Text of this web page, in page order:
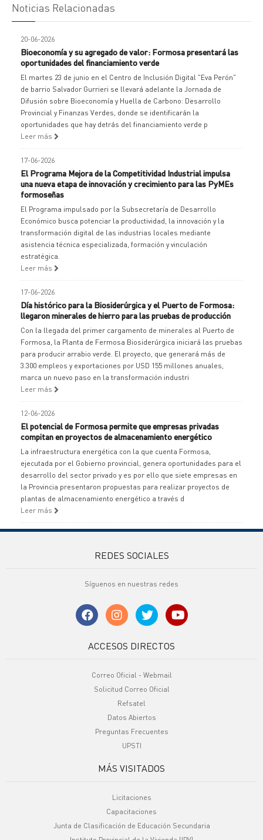
Noticias Relacionadas
20-06-2026
Bioeconomía y su agregado de valor: Formosa presentará las
oportunidades del financiamiento verde
El martes 23 de junio en el Centro de Inclusión Digital "Eva Perón"
de barrio Salvador Gurrieri se llevará adelante la Jornada de
Difusión sobre Bioeconomía y Huella de Carbono: Desarrollo
Provincial y Finanzas Verdes, donde se identificarán la
oportunidades que hay detrás del financiamiento verde p
Leer más
17-06-2026
El Programa Mejora de la Competitividad Industrial impulsa
una nueva etapa de innovación y crecimiento para las PyMEs
formoseñas
El Programa impulsado por la Subsecretaría de Desarrollo
Económico busca potenciar la productividad, la innovación y la
transformación digital de las industrias locales mediante
asistencia técnica especializada, formación y vinculación
estratégica.
Leer más
17-06-2026
Día histórico para la Biosiderúrgica y el Puerto de Formosa:
llegaron minerales de hierro para las pruebas de producción
Con la llegada del primer cargamento de minerales al Puerto de
Formosa, la Planta de Fermosa Biosiderúrgica iniciará las pruebas
para producir arrabio verde. El proyecto, que generará más de
3.300 empleos y exportaciones por USD 155 millones anuales,
marca un nuevo paso en la transformación industri
Leer más
12-06-2026
El potencial de Formosa permite que empresas privadas
compitan en proyectos de almacenamiento energético
La infraestructura energética con la que cuenta Formosa,
ejecutada por el Gobierno provincial, genera oportunidades para el
desarrollo del sector privado y es por ello que siete empresas en
la Provincia presentaron propuestas para realizar proyectos de
plantas de almacenamiento energético a través d
Leer más
REDES SOCIALES
Síguenos en nuestras redes
ACCESOS DIRECTOS
Correo Oficial - Webmail
Solicitud Correo Oficial
Refsatel
Datos Abiertos
Preguntas Frecuentes
UPSTI
MÁS VISITADOS
Licitaciones
Capacitaciones
Junta de Clasificación de Educación Secundaria